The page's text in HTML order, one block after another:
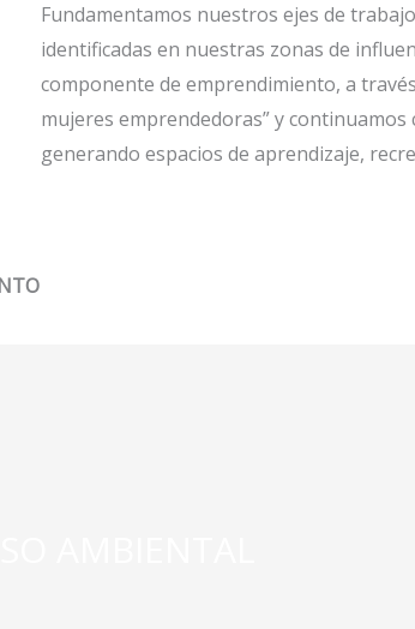
Fundamentamos nuestros ejes de
identificadas en nuestras zonas de
componente de emprendimiento, a
mujeres emprendedoras” y
generando espacios de aprendizaje,